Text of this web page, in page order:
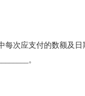
每次应支付的数额及日
。